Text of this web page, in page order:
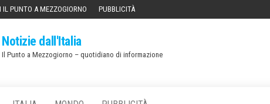
IL PUNTO A MEZZOGIORNO PUBBLICITÀ
Notizie dall'Italia
Il Punto a Mezzogiorno – quotidiano di informazione